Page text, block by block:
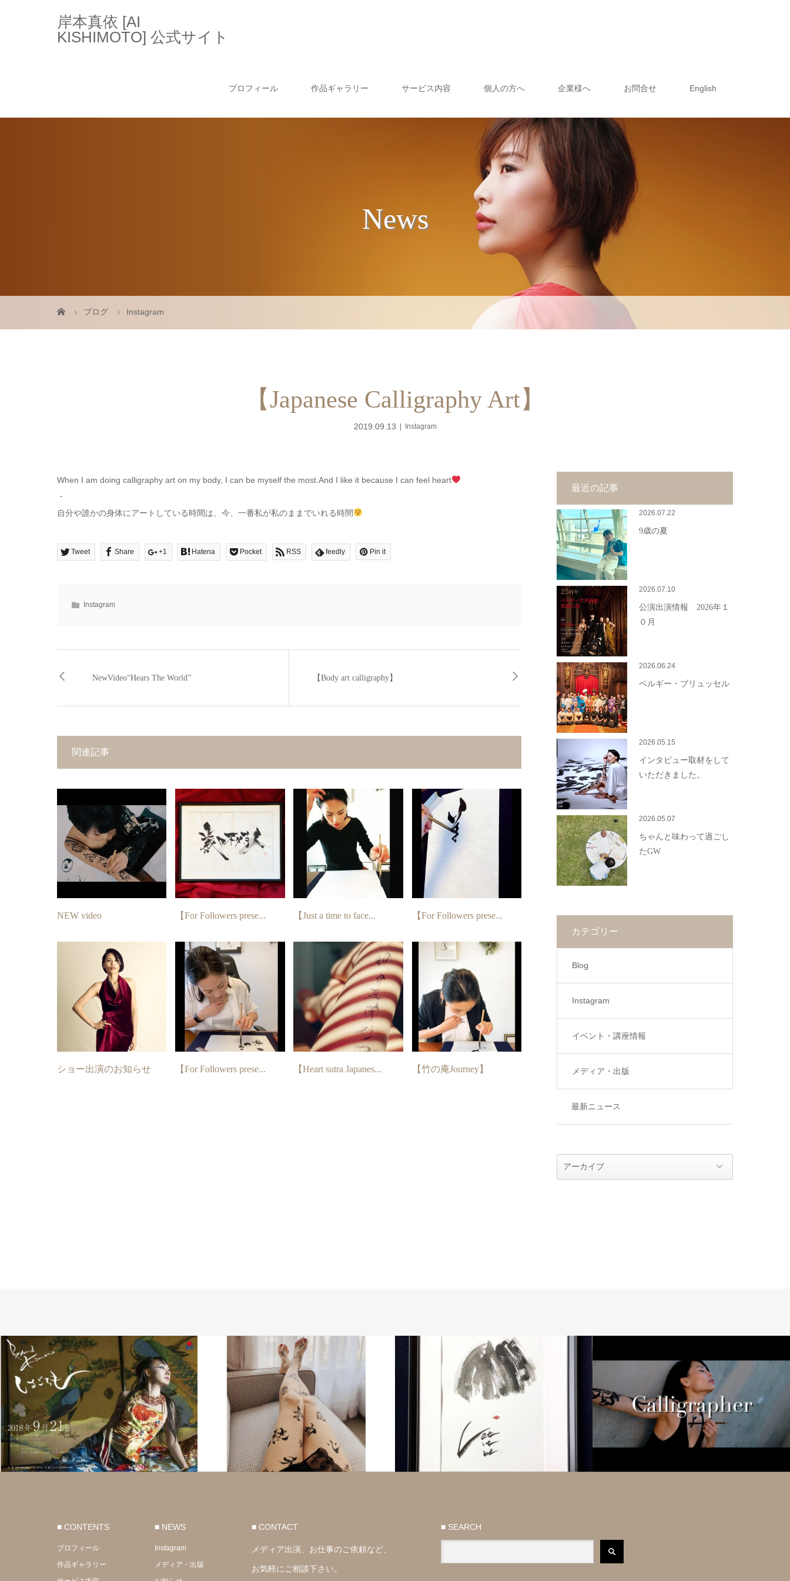
岸本真依 [AI
KISHIMOTO] 公式サイト
プロフィール 作品ギャラリー サービス内容 個人の方へ 企業様へ お問合せ English
News
ブログ Instagram
【Japanese Calligraphy Art】
2019.09.13 Instagram
When I am doing calligraphy art on my body, I can be myself the most.And I like it because I can feel heart
・
自分や誰かの身体にアートしている時間は、今、一番私が私のままでいれる時間
Tweet Share +1 Hatena Pocket RSS feedly Pin it
Instagram
NewVideo“Hears The World” 【Body art calligraphy】
関連記事
NEW video 【For Followers prese... 【Just a time to face... 【For Followers prese...
ショー出演のお知らせ 【For Followers prese... 【Heart sutra Japanes... 【竹の庵Journey】
最近の記事
2026.07.22
9歳の夏
2026.07.10
公演出演情報 2026年１
０月
2026.06.24
ベルギー・ブリュッセル
2026.05.15
インタビュー取材をして
いただきました。
2026.05.07
ちゃんと味わって過ごし
たGW
カテゴリー
Blog
Instagram
イベント・講座情報
メディア・出版
最新ニュース
■ CONTENTS
プロフィール
作品ギャラリー
■ NEWS
Instagram
メディア・出版
■ CONTACT
メディア出演、お仕事のご依頼など、
お気軽にご相談下さい。
■ SEARCH